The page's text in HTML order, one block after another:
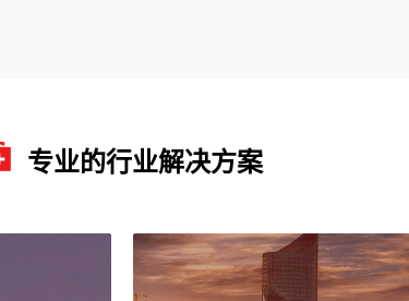
专业的行业解决方案